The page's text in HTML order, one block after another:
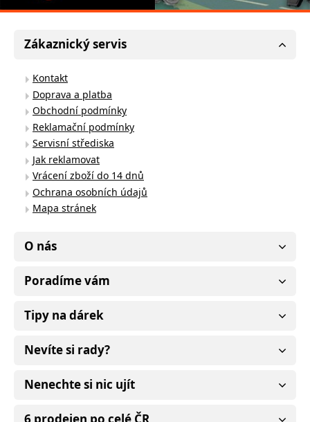
Zákaznický servis
Kontakt
Doprava a platba
Obchodní podmínky
Reklamační podmínky
Servisní střediska
Jak reklamovat
Vrácení zboží do 14 dnů
Ochrana osobních údajů
Mapa stránek
O nás
Poradíme vám
Tipy na dárek
Nevíte si rady?
Nenechte si nic ujít